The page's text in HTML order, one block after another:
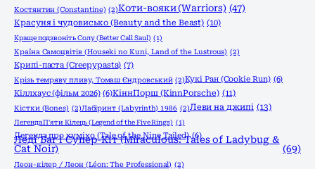
Костянтин (Constantine) (2)Коти-вояки (Warriors) (47)
Красуня і чудовисько (Beauty and the Beast) (10)
Краще подзвоніть Солу (Better Call Saul) (1)
Країна Самоцвітів (Houseki no Kuni, Land of the Lustrous) (2)
Крипі-паста (Creepypasta) (7)
Крізь темряву пливу, Томаш Єндровський (2)Кукі Ран (Cookie Run) (6)
Кіллхаус (фільм 2026) (6)КіннПорш (KinnPorsche) (11)
Кістки (Bones) (2)Лабіринт (Labyrinth) 1986 (2)Леви на джипі (13)
Легенда П'яти Кілець (Legend of the Five Rings) (1)
Легенда про куміхо (Tale of the Nine Tailed) (6)
Леді Баг і Супер-Кіт (Miraculous: Tales of Ladybug &
Cat Noir)
(69)
Леон-кілер / Леон (Léon: The Professional) (2)